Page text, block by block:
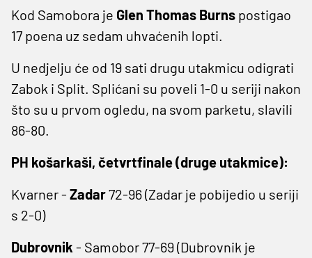
Kod Samobora je Glen Thomas Burns postigao
17 poena uz sedam uhvaćenih lopti.
U nedjelju će od 19 sati drugu utakmicu odigrati
Zabok i Split. Splićani su poveli 1-0 u seriji nakon
što su u prvom ogledu, na svom parketu, slavili
86-80.
PH košarkaši, četvrtfinale (druge utakmice):
Kvarner - Zadar72-96 (Zadar je pobijedio u seriji
s 2-0)
Dubrovnik - Samobor 77-69 (Dubrovnik je